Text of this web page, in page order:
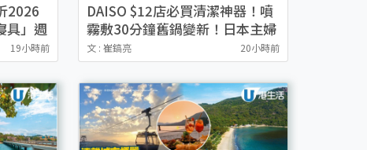
2026
具」週
牌床
19小時前
DAISO $12店必買清潔神器！噴
霧敷30分鐘舊鍋變新！日本主婦
瘋搶9大好物
文 : 崔鎬亮 20小時前